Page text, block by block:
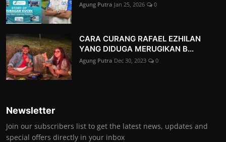
Agung Putra Jan 25, 2026 0
CARA CURANG RAFAEL EZHILAN
YANG DIDUGA MERUGIKAN B...
Agung Putra Dec 30, 2023 0
Newsletter
Join our subscribers list to get the latest news, updates and
special offers directly in your inbox